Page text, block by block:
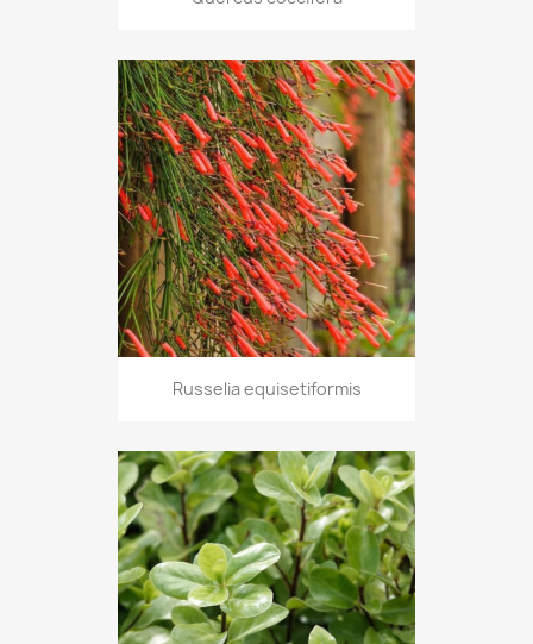
Russelia equisetiformis